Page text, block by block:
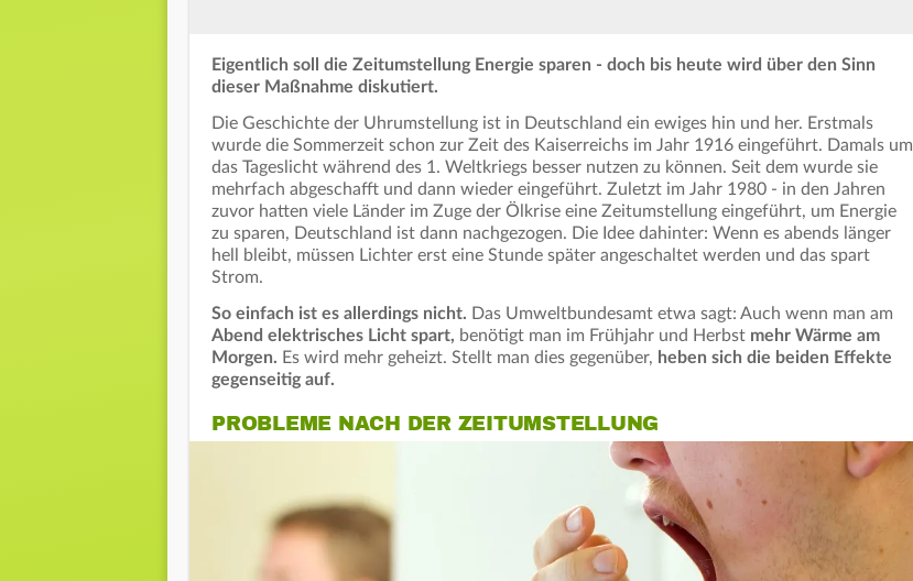
Eigentlich soll die Zeitumstellung Energie sparen - doch bis heute wird über den Sinn
dieser Maßnahme diskutiert.
Die Geschichte der Uhrumstellung ist in Deutschland ein ewiges hin und her. Erstmals
wurde die Sommerzeit schon zur Zeit des Kaiserreichs im Jahr 1916 eingeführt. Damals um
das Tageslicht während des 1. Weltkriegs besser nutzen zu können. Seit dem wurde sie
mehrfach abgeschafft und dann wieder eingeführt. Zuletzt im Jahr 1980 - in den Jahren
zuvor hatten viele Länder im Zuge der Ölkrise eine Zeitumstellung eingeführt, um Energie
zu sparen, Deutschland ist dann nachgezogen. Die Idee dahinter: Wenn es abends länger
hell bleibt, müssen Lichter erst eine Stunde später angeschaltet werden und das spart
Strom.
So einfach ist es allerdings nicht. Das Umweltbundesamt etwa sagt: Auch wenn man am
Abend elektrisches Licht spart, benötigt man im Frühjahr und Herbst mehr Wärme am
Morgen. Es wird mehr geheizt. Stellt man dies gegenüber, heben sich die beiden Effekte
gegenseitig auf.
PROBLEME NACH DER ZEITUMSTELLUNG